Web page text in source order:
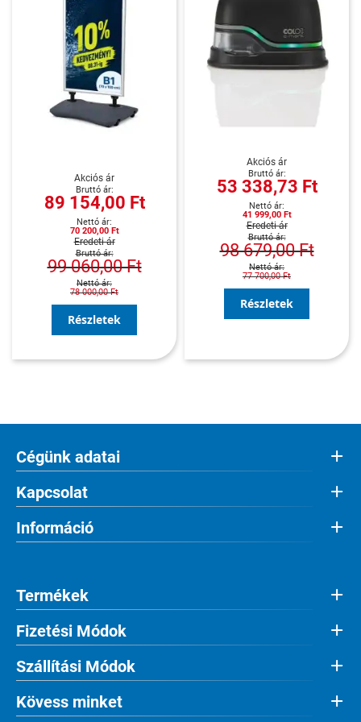
Akciós ár
89 154,00 Ft
70 200,00 Ft
Eredeti ár
99 060,00 Ft
78 000,00 Ft
Részletek
Akciós ár
53 338,73 Ft
41 999,00 Ft
Eredeti ár
98 679,00 Ft
77 700,00 Ft
Részletek
Cégünk adatai
Kapcsolat
Információ
Termékek
Fizetési Módok
Szállítási Módok
Kövess minket